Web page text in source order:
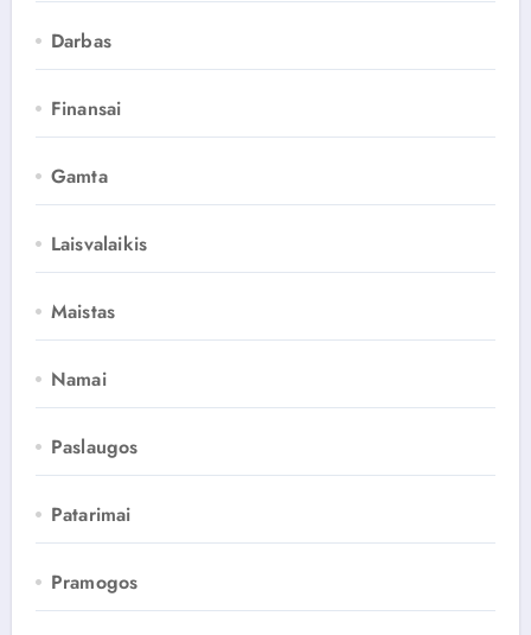
Darbas
Finansai
Gamta
Laisvalaikis
Maistas
Namai
Paslaugos
Patarimai
Pramogos